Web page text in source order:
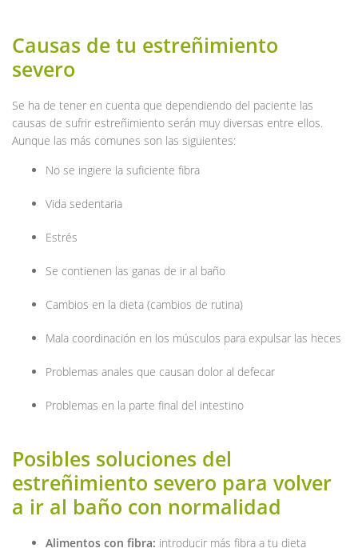
Causas de tu estreñimiento
severo
Se ha de tener en cuenta que dependiendo del paciente las
causas de sufrir estreñimiento serán muy diversas entre ellos.
Aunque las más comunes son las siguientes:
No se ingiere la suficiente fibra
Vida sedentaria
Estrés
Se contienen las ganas de ir al baño
Cambios en la dieta (cambios de rutina)
Mala coordinación en los músculos para expulsar las heces
Problemas anales que causan dolor al defecar
Problemas en la parte final del intestino
Posibles soluciones del
estreñimiento severo para volver
a ir al baño con normalidad
Alimentos con fibra: introducir más fibra a tu dieta